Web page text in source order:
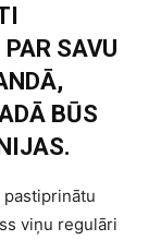
SAVU
BŪS
pastiprinātu
viņu regulāri